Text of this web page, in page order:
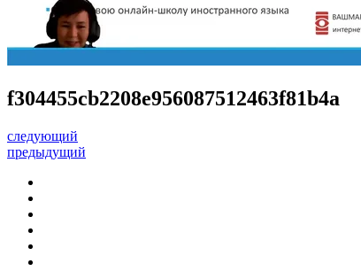
f304455cb2208e956087512463f81b4a
следующий
предыдущий